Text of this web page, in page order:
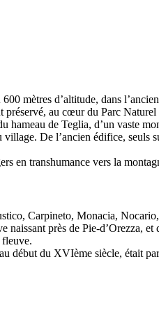
mètres d’altitude, dans
préservé, au cœur du Parc
hameau de Teglia, d’un vaste
De l’ancien édifice,
en transhumance vers la
Carpineto, Monacia,
près de Pie-d’Orezza,
fleuve.
début du XVIème siècle, était